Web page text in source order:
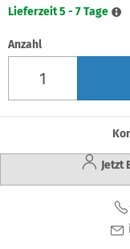
Lieferzeit 5 - 7 Tage
Anzahl
Jetzt